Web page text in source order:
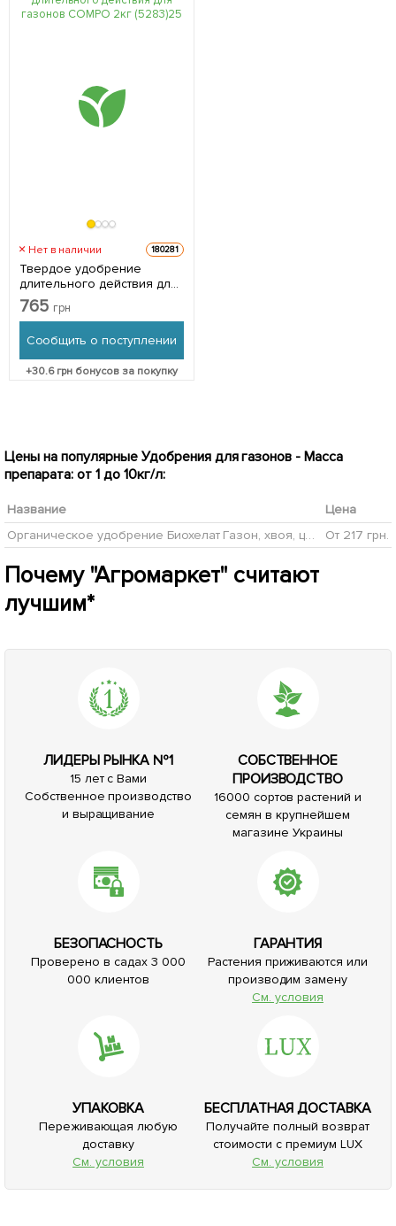
Нет в наличии 180281
Твердое удобрение
длительного действия для
газонов COMPO 2кг (5283)
765 грн
Сообщить о поступлении
+30.6грн бонусов за покупку
Цены на популярные Удобрения для газонов - Масса
препарата: от 1 до 10кг/л:
Название
Цена
Органическое удобрение Биохелат Газон, хвоя, цветы 1л
От 217 грн.
Почему "Агромаркет" считают
лучшим*
ЛИДЕРЫ РЫНКА №1
15 лет с Вами
Собственное производство
и выращивание
СОБСТВЕННОЕ
ПРОИЗВОДСТВО
16000 сортов растений и
семян в крупнейшем
магазине Украины
БЕЗОПАСНОСТЬ
Проверено в садах 3 000
000 клиентов
ГАРАНТИЯ
Растения приживаются или
производим замену
См. условия
УПАКОВКА
Переживающая любую
доставку
См. условия
БЕСПЛАТНАЯ ДОСТАВКА
Получайте полный возврат
стоимости с премиум LUX
См. условия